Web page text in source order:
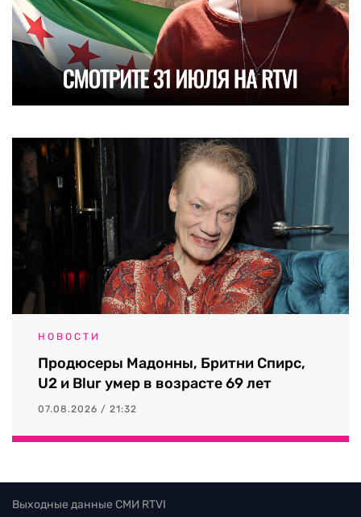
НОВОСТИ
Продюсеры Мадонны, Бритни Спирс,
U2 и Blur умер в возрасте 69 лет
07.08.2026 / 21:32
Выходные данные СМИ RTVI